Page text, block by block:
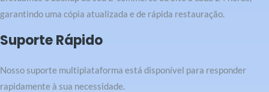
garantindo uma cópia atualizada e de rápida restauração.
Suporte Rápido
Nosso suporte multiplataforma está disponível para responder
rapidamente à sua necessidade.